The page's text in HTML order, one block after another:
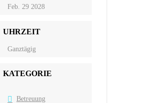
Feb. 29 2028
UHRZEIT
Ganztägig
KATEGORIE
Betreuung